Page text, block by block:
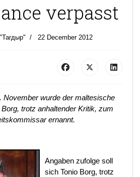
verpasst
22 December 2012
November wurde der maltesische
trotz anhaltender Kritik, zum
ernannt.
Angaben zufolge soll
sich Tonio Borg, trotz